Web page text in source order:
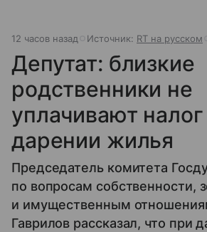
12 часов назад Источник: RT на русском
Депутат: близкие
родственники не
уплачивают
дарении жилья
Председатель комитета
по вопросам собственности,
и имущественным
Гаврилов рассказал, что при